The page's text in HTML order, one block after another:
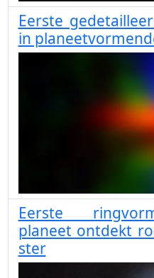
Eerste
in
Eerste
planeet ontdekt
ster